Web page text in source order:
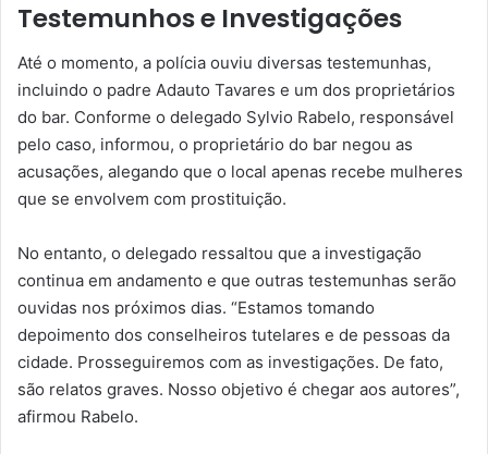
Testemunhos e Investigações
Até o momento, a polícia ouviu diversas testemunhas,
incluindo o padre Adauto Tavares e um dos proprietários
do bar. Conforme o delegado Sylvio Rabelo, responsável
pelo caso, informou, o proprietário do bar negou as
acusações, alegando que o local apenas recebe mulheres
que se envolvem com prostituição.
No entanto, o delegado ressaltou que a investigação
continua em andamento e que outras testemunhas serão
ouvidas nos próximos dias. “Estamos tomando
depoimento dos conselheiros tutelares e de pessoas da
cidade. Prosseguiremos com as investigações. De fato,
são relatos graves. Nosso objetivo é chegar aos autores”,
afirmou Rabelo.